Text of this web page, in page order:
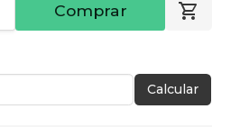
Comprar
Calcular